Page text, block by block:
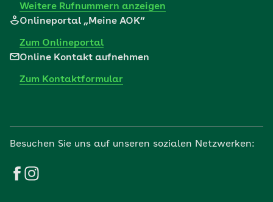
Weitere Rufnummern anzeigen
Onlineportal „Meine AOK“
Zum Onlineportal
Online Kontakt aufnehmen
Zum Kontaktformular
Besuchen Sie uns auf unseren sozialen Netzwerken: